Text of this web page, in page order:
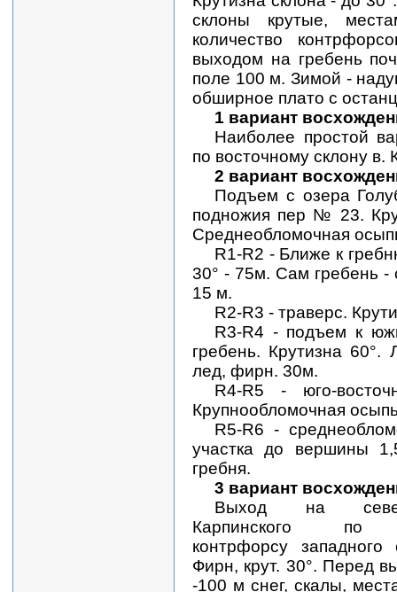
склоны крутые,
количество
выходом на гребень
поле 100 м. Зимой -
обширное плато с
1 вариант
Наиболее простой
по восточному склону в.
2 вариант
Подъем с озера
подножия пер № 23.
Среднеобломочная
R1-R2 - Ближе к
30° - 75м. Сам гребень -
15 м.
R2-R3 - траверс.
R3-R4 - подъем к
гребень. Крутизна 60°.
лед, фирн. 30м.
R4-R5 - юго-
Крупнообломочная
R5-R6 -
участка до вершины
гребня.
3 вариант
Выход на
Карпинского по
контрфорсу
Фирн, крут. 30°. Перед
-100 м снег, скалы,